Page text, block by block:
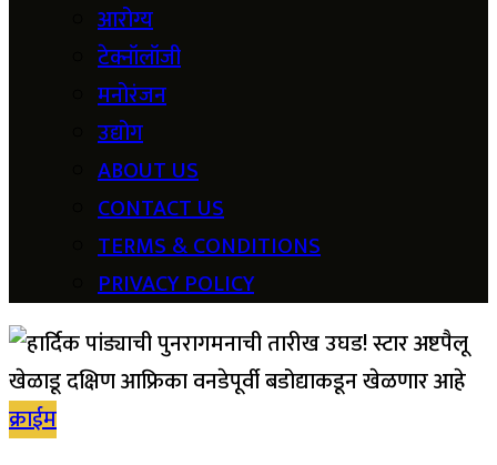
आरोग्य
टेक्नॉलॉजी
मनोरंजन
उद्योग
ABOUT US
CONTACT US
TERMS & CONDITIONS
PRIVACY POLICY
क्राईम